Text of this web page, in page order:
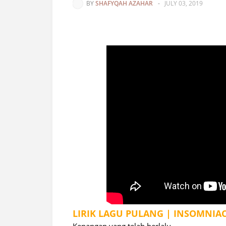
BYSHAFYQAH AZAHAR - JULY 03, 2019
LIRIK LAGU PULANG |